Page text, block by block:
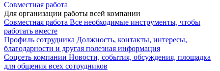
Совместная работа
Для организации работы всей компании
Совместная работа Все необходимые инструменты, чтобы
работать вместе
Профиль сотрудника Должность, контакты, интересы,
благодарности и другая полезная информация
Соцсеть компании Новости, события, обсуждения, площадка
для общения всех сотрудников